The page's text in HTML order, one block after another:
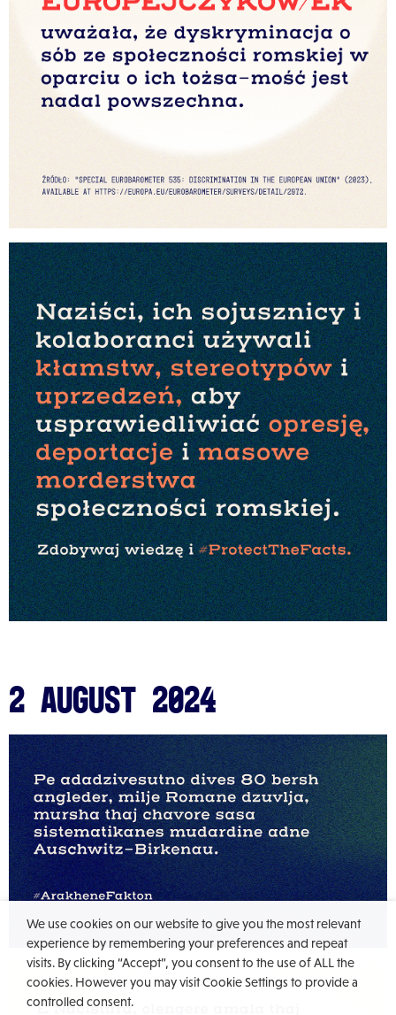
2 August 2024
We use cookies on our website to give you the most relevant
experience by remembering your preferences and repeat
visits. By clicking “Accept”, you consent to the use of ALL the
cookies. However you may visit Cookie Settings to provide a
controlled consent.